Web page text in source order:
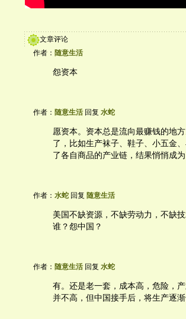
文章评论
作者： 随意生活
怨资本
作者： 随意生活 回复 水蛇
愿资本。资本总是流向最赚钱的地
了，比如生产袜子、鞋子、小五金
了各自商品的产业链，结果悄悄成为
作者： 水蛇 回复 随意生活
美国不缺资源，不缺劳动力，不缺
谁？怨中国？
作者： 随意生活 回复 水蛇
有。还是老一套，成本高，危险，
并不高，但中国接手后，将生产逐渐